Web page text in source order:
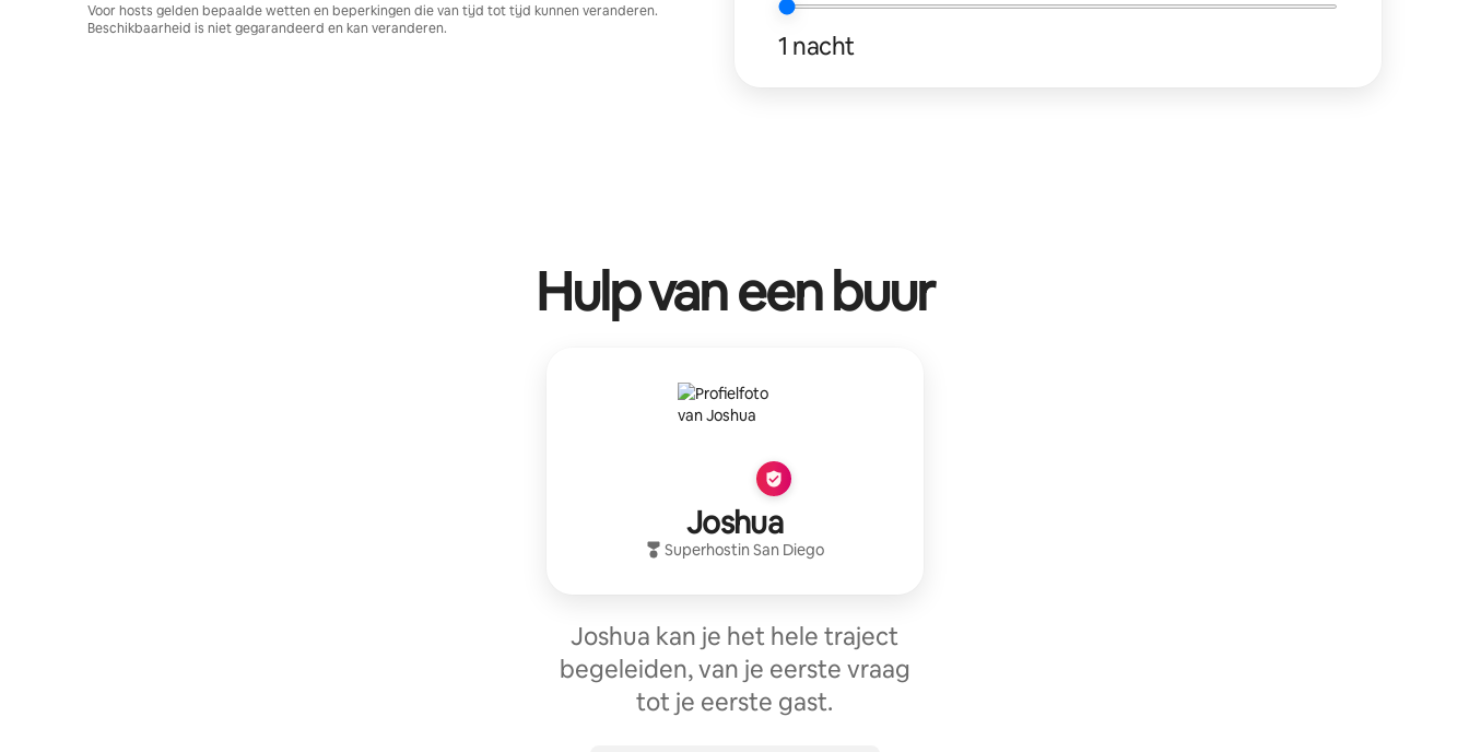
Voor hosts gelden bepaalde wetten en beperkingen die van tijd tot tijd kunnen veranderen.
Beschikbaarheid is niet gegarandeerd en kan veranderen.
1 nacht
Hulp van een buur
Joshua
SuperhostinSan Diego
Joshua kan je het hele traject
begeleiden, van je eerste vraag
tot je eerste gast.